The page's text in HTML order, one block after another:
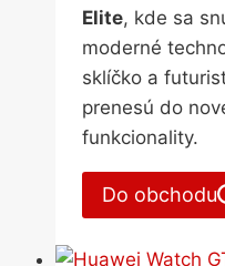
Elite, kde sa
moderné
sklíčko a
prenesú do
funkcionality.
Do obchodu